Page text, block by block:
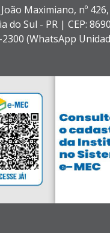
Maximiano, nº 426,
do Sul - PR | CEP:
(WhatsApp